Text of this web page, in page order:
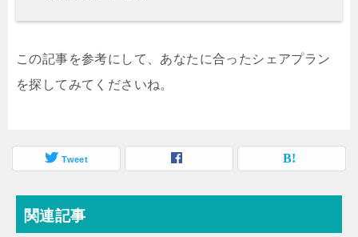
この記事を参考にして、あなたに合ったシェアプラン
を探してみてくださいね。
Tweet
関連記事